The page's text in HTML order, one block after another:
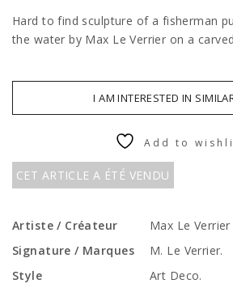
Hard to find sculpture of a fisherman
the water by Max Le Verrier on a
I AM INTERESTED IN
CET ARTICLE A ÉTÉ VENDU
Add to
Artiste / Créateur
Max Le Verrier
Signature / Marques
M. Le Verrier.
Style
Art Deco.